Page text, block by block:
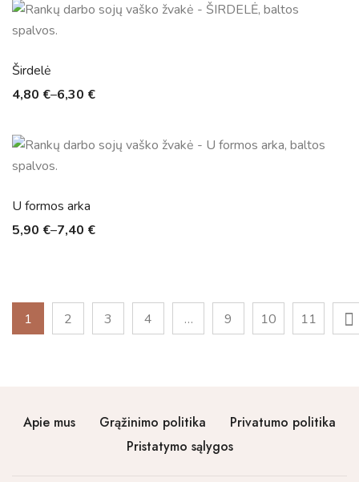
Širdelė
4,80 €–6,30 €
U formos arka
5,90 €–7,40 €
1 2 3 4 … 9 10 11
Apie mus Grąžinimo politika
Privatumo politika
Pristatymo sąlygos